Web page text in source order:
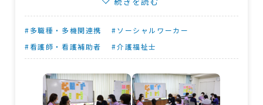
り、頭文字を連ねて会の名称を「ほちょけび」
にしました。
ケアの記録）の標準化を目指して意見交換会を
実施。共有すべき情報は何かを検討したところ
#多職種・多機関連携
#ソーシャルワーカー
#看護師・看護補助者
#介護福祉士